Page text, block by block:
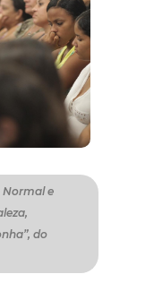
Normal e
do